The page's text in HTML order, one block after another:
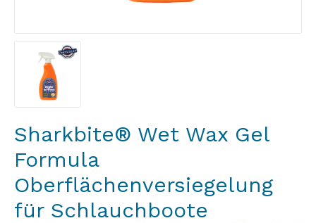
Sharkbite® Wet Wax Gel
Formula
Oberflächenversiegelung
für Schlauchboote